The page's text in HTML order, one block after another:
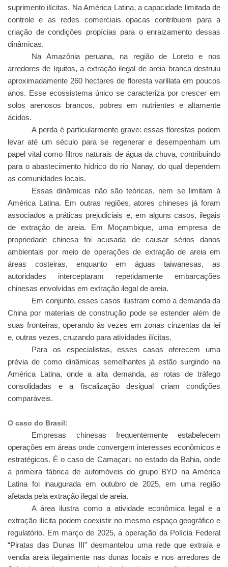
suprimento ilícitas. Na América Latina, a capacidade limitada de
controle e as redes comerciais opacas contribuem para a
criação de condições propícias para o enraizamento dessas
dinâmicas.
Na Amazônia peruana, na região de Loreto e nos
arredores de Iquitos, a extração ilegal de areia branca destruiu
aproximadamente 260 hectares de floresta varillata em poucos
anos. Esse ecossistema único se caracteriza por crescer em
solos arenosos brancos, pobres em nutrientes e altamente
ácidos.
A perda é particularmente grave: essas florestas podem
levar até um século para se regenerar e desempenham um
papel vital como filtros naturais de água da chuva, contribuindo
para o abastecimento hídrico do rio Nanay, do qual dependem
as comunidades locais.
Essas dinâmicas não são teóricas, nem se limitam à
América Latina. Em outras regiões, atores chineses já foram
associados a práticas prejudiciais e, em alguns casos, ilegais
de extração de areia. Em Moçambique, uma empresa de
propriedade chinesa foi acusada de causar sérios danos
ambientais por meio de operações de extração de areia em
áreas costeiras, enquanto em águas taiwanesas, as
autoridades interceptaram repetidamente embarcações
chinesas envolvidas em extração ilegal de areia.
Em conjunto, esses casos ilustram como a demanda da
China por materiais de construção pode se estender além de
suas fronteiras, operando às vezes em zonas cinzentas da lei
e, outras vezes, cruzando para atividades ilícitas.
Para os especialistas, esses casos oferecem uma
prévia de como dinâmicas semelhantes já estão surgindo na
América Latina, onde a alta demanda, as rotas de tráfego
consolidadas e a fiscalização desigual criam condições
comparáveis.
O caso do Brasil:
Empresas chinesas frequentemente estabelecem
operações em áreas onde convergem interesses econômicos e
estratégicos. É o caso de Camaçari, no estado da Bahia, onde
a primeira fábrica de automóveis do grupo BYD na América
Latina foi inaugurada em outubro de 2025, em uma região
afetada pela extração ilegal de areia.
A área ilustra como a atividade econômica legal e a
extração ilícita podem coexistir no mesmo espaço geográfico e
regulatório. Em março de 2025, a operação da Polícia Federal
“Piratas das Dunas III” desmantelou uma rede que extraía e
vendia areia ilegalmente nas dunas locais e nos arredores de